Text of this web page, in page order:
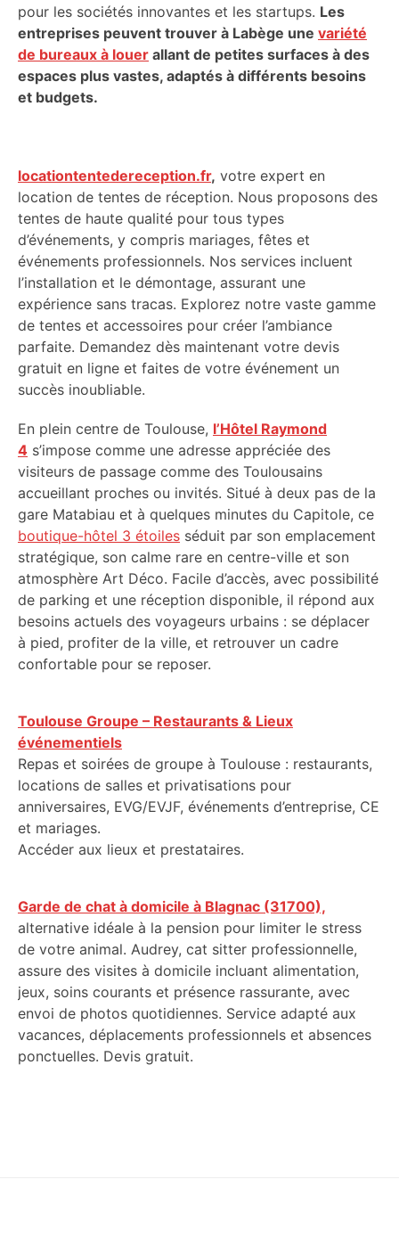
pour les sociétés innovantes et les startups. Les
entreprises peuvent trouver à Labège une variété
de bureaux à louer allant de petites surfaces à des
espaces plus vastes, adaptés à différents besoins
et budgets.
locationtentedereception.fr, votre expert en
location de tentes de réception. Nous proposons des
tentes de haute qualité pour tous types
d’événements, y compris mariages, fêtes et
événements professionnels. Nos services incluent
l’installation et le démontage, assurant une
expérience sans tracas. Explorez notre vaste gamme
de tentes et accessoires pour créer l’ambiance
parfaite. Demandez dès maintenant votre devis
gratuit en ligne et faites de votre événement un
succès inoubliable.
En plein centre de Toulouse, l’Hôtel Raymond
4 s’impose comme une adresse appréciée des
visiteurs de passage comme des Toulousains
accueillant proches ou invités. Situé à deux pas de la
gare Matabiau et à quelques minutes du Capitole, ce
boutique-hôtel 3 étoiles séduit par son emplacement
stratégique, son calme rare en centre-ville et son
atmosphère Art Déco. Facile d’accès, avec possibilité
de parking et une réception disponible, il répond aux
besoins actuels des voyageurs urbains : se déplacer
à pied, profiter de la ville, et retrouver un cadre
confortable pour se reposer.
Toulouse Groupe – Restaurants & Lieux
événementiels
Repas et soirées de groupe à Toulouse : restaurants,
locations de salles et privatisations pour
anniversaires, EVG/EVJF, événements d’entreprise, CE
et mariages.
Accéder aux lieux et prestataires.
Garde de chat à domicile à Blagnac (31700),
alternative idéale à la pension pour limiter le stress
de votre animal. Audrey, cat sitter professionnelle,
assure des visites à domicile incluant alimentation,
jeux, soins courants et présence rassurante, avec
envoi de photos quotidiennes. Service adapté aux
vacances, déplacements professionnels et absences
ponctuelles. Devis gratuit.